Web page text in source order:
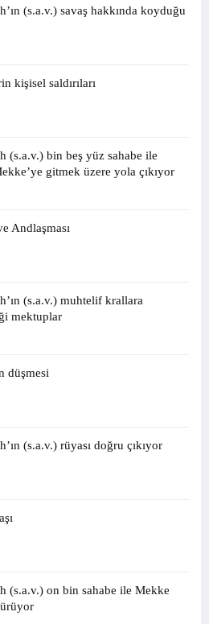
(s.a.v.) savaş hakkında koyduğu
kişisel saldırıları
(s.a.v.) bin beş yüz sahabe ile
gitmek üzere yola çıkıyor
Andlaşması
(s.a.v.) muhtelif krallara
mektuplar
düşmesi
(s.a.v.) rüyası doğru çıkıyor
(s.a.v.) on bin sahabe ile Mekke